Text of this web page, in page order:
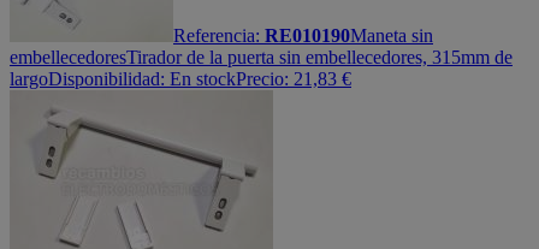
Referencia: RE010190Maneta sin
embellecedoresTirador de la puerta sin embellecedores, 315mm de
largoDisponibilidad: En stockPrecio: 21,83 €